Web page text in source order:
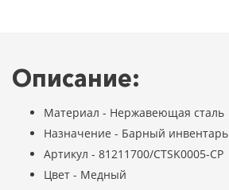
Описание:
Материал - Нержавеющая сталь
Назначение - Барный инвентарь
Артикул - 81211700/CTSK0005-CP
Цвет - Медный